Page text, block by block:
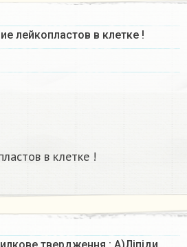
лейкопластов в клетке !
в клетке !
твердження : А)Ліпіди